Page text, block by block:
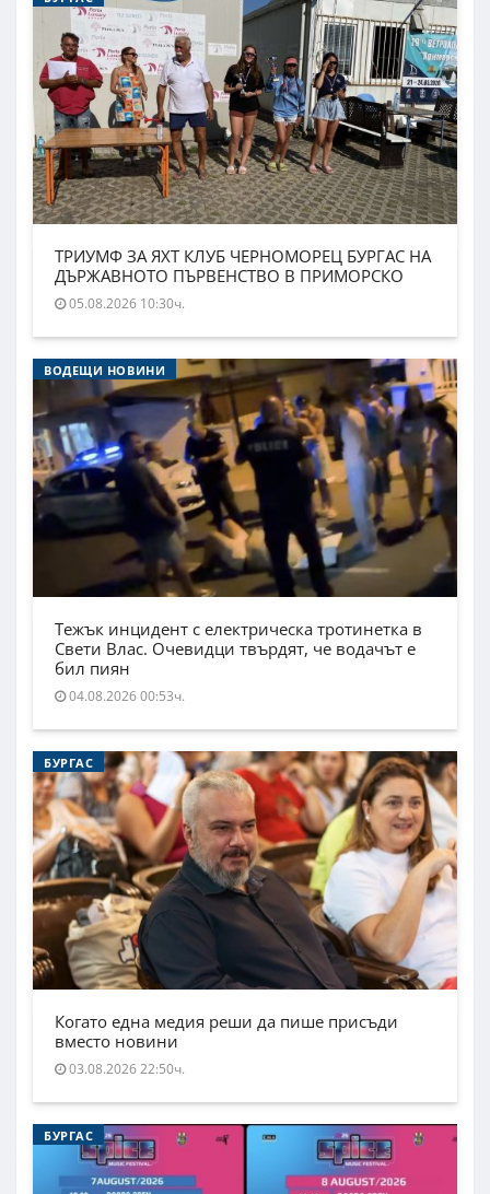
ТРИУМФ ЗА ЯХТ КЛУБ ЧЕРНОМОРЕЦ БУРГАС НА
ДЪРЖАВНОТО ПЪРВЕНСТВО В ПРИМОРСКО
05.08.2026 10:30ч.
ВОДЕЩИ НОВИНИ
Тежък инцидент с електрическа тротинетка в
Свети Влас. Очевидци твърдят, че водачът е
бил пиян
04.08.2026 00:53ч.
БУРГАС
Когато една медия реши да пише присъди
вместо новини
03.08.2026 22:50ч.
БУРГАС